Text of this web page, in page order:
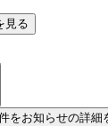
見る